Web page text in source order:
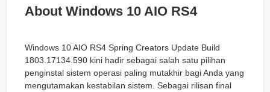
About Windows 10 AIO RS4
Windows 10 AIO RS4 Spring Creators Update Build
1803.17134.590 kini hadir sebagai salah satu pilihan
penginstal sistem operasi paling mutakhir bagi Anda yang
mengutamakan kestabilan sistem. Sebagai rilisan final